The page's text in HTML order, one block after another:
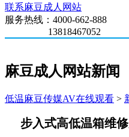
联系麻豆成人网站
服务热线：4000-662-888
13818467052
麻豆成人网站新闻
低温麻豆传媒AV在线观看 >
步入式高低温箱维